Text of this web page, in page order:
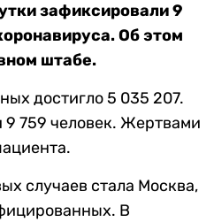
зафиксировали 9
Об этом
штабе.
достигло 5 035 207.
9 759 человек. Жертвами
случаев стала Москва,
В